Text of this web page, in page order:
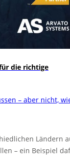
die richtige
– aber nicht,
Ländern
– ein Beispiel